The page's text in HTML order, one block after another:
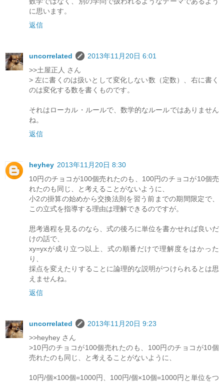
に思います。
返信
uncorrelated
2013年11月20日 6:01
>>土屋正人 さん
> 左に書くのは扱いとして変化しない数（定数）、右に書く
のは変化する数を書くものです。
それはローカル・ルールで、数学的なルールではありません
ね。
返信
heyhey 2013年11月20日 8:30
10円のチョコが100個売れたのも、100円のチョコが10個売
れたのも同じ、と考えることがないように、
小2の掛算の始めから交換法則を習う前までの期間限定で、
この立式を指導する理由は理解できるのですが。
思考過程を見るのなら、式の後ろに単位を書かせれば良いだ
けの話で、
xy=yxが成り立つ以上、式の順番だけで理解度をはかった
り、
採点を変えたりすることに論理的な説明がつけられるとは思
えませんね。
返信
uncorrelated
2013年11月20日 9:23
>>heyhey さん
>10円のチョコが100個売れたのも、100円のチョコが10個
売れたのも同じ、と考えることがないように、
10円/個×100個=1000円、100円/個×10個=1000円と単位をつ